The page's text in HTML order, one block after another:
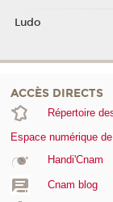
Ludo
ACCÈS DIRECTS
Répertoire
Espace numérique
Handi'Cnam
Cnam blog